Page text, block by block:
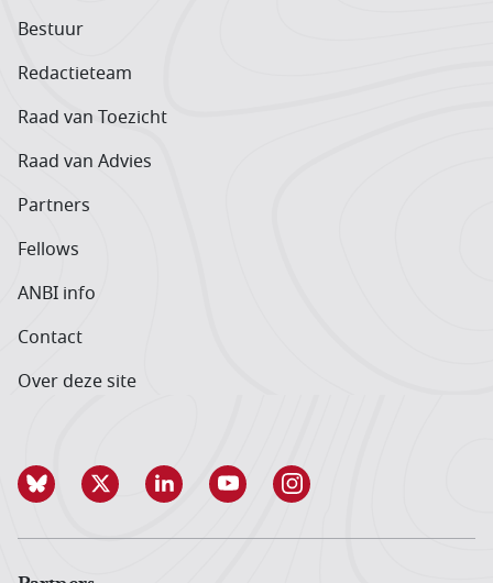
Bestuur
Redactieteam
Raad van Toezicht
Raad van Advies
Partners
Fellows
ANBI info
Contact
Over deze site